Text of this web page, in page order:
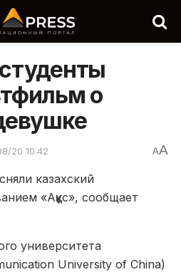
о
20 10:42 AA
казахский
«Аққұс», сообщает
университета
University of China)